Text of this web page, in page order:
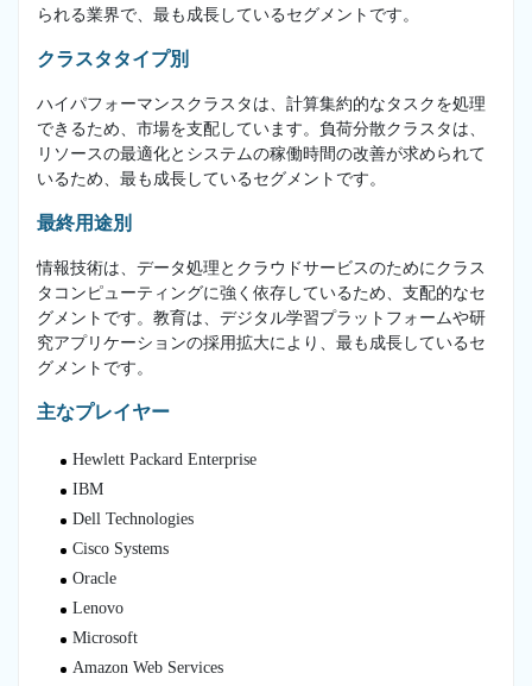
られる業界で、最も成長しているセグメントです。
クラスタタイプ別
ハイパフォーマンスクラスタは、計算集約的なタスクを処理
できるため、市場を支配しています。負荷分散クラスタは、
リソースの最適化とシステムの稼働時間の改善が求められて
いるため、最も成長しているセグメントです。
最終用途別
情報技術は、データ処理とクラウドサービスのためにクラス
タコンピューティングに強く依存しているため、支配的なセ
グメントです。教育は、デジタル学習プラットフォームや研
究アプリケーションの採用拡大により、最も成長しているセ
グメントです。
主なプレイヤー
Hewlett Packard Enterprise
IBM
Dell Technologies
Cisco Systems
Oracle
Lenovo
Microsoft
Amazon Web Services